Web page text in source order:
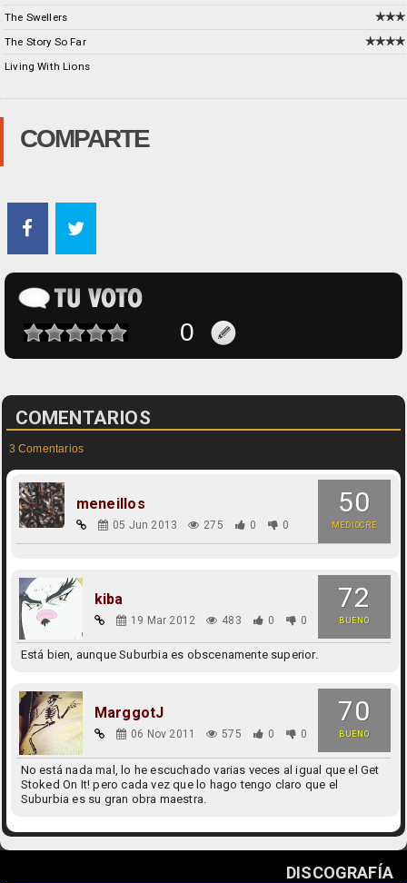
The Swellers
The Story So Far
Living With Lions
COMPARTE
COMENTARIOS
3 Comentarios
50
MEDIOCRE
meneillos
05 Jun 2013 275 0 0
72
BUENO
kiba
19 Mar 2012 483 0 0
Está bien, aunque Suburbia es obscenamente superior.
70
BUENO
MarggotJ
06 Nov 2011 575 0 0
No está nada mal, lo he escuchado varias veces al igual que el Get
Stoked On It! pero cada vez que lo hago tengo claro que el
Suburbia es su gran obra maestra.
DISCOGRAFÍA